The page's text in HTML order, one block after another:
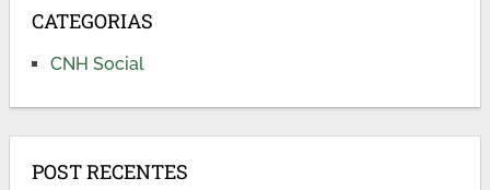
CATEGORIAS
CNH Social
POST RECENTES